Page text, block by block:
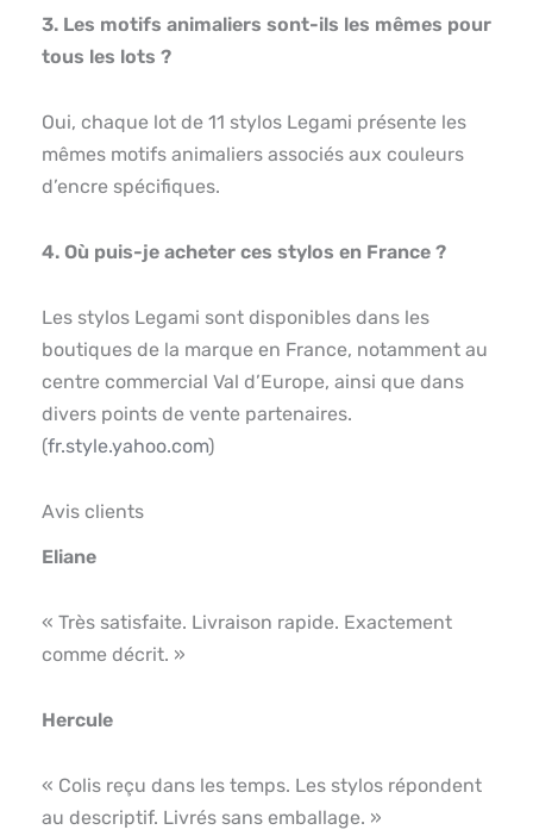
3. Les motifs animaliers sont-ils les mêmes pour
tous les lots ?
Oui, chaque lot de 11 stylos Legami présente les
mêmes motifs animaliers associés aux couleurs
d’encre spécifiques.
4. Où puis-je acheter ces stylos en France ?
Les stylos Legami sont disponibles dans les
boutiques de la marque en France, notamment au
centre commercial Val d’Europe, ainsi que dans
divers points de vente partenaires.
(fr.style.yahoo.com)
Avis clients
Eliane
« Très satisfaite. Livraison rapide. Exactement
comme décrit. »
Hercule
« Colis reçu dans les temps. Les stylos répondent
au descriptif. Livrés sans emballage. »